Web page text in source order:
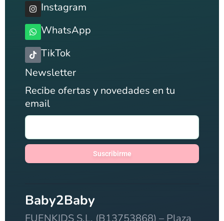
Instagram
WhatsApp
TikTok
Newsletter
Recibe ofertas y novedades en tu
email
Suscribirme
Baby2Baby
FUENKIDS S.L. (B13753868) – Plaza